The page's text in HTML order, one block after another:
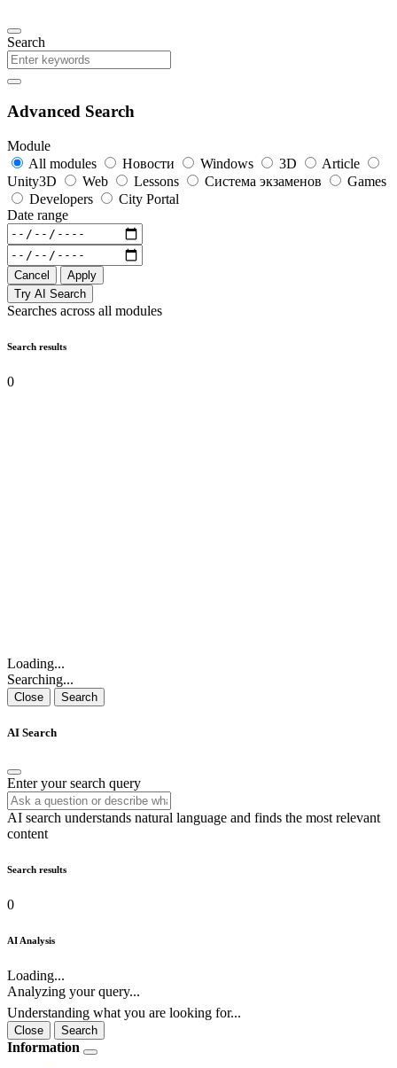
Search
Advanced Search
Module
All modules
Новости Windows 3D
Article
Unity3D
Web Lessons Система экзаменов
Games
Developers
City Portal
Date range
Cancel
Apply
Try AI Search
Searches across all modules
Search results
0
Loading...
Searching...
Close Search
AI Search
Enter your search query
AI search understands natural language and finds the most relevant
content
Search results
0
AI Analysis
Loading...
Analyzing your query...
Understanding what you are looking for...
Close Search
Information